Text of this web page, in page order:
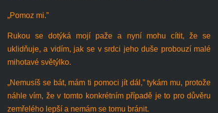
„Pomoz mi.”
Rukou se dotýká mojí paže a nyní mohu cítit, že se
uklidňuje, a vidím, jak se v srdci jeho duše probouzí malé
mihotavé světýlko.
„Nemusíš se bát, mám ti pomoci jít dál,” tykám mu, protože
náhle vím, že v tomto konkrétním případě je to pro důvěru
zemřelého lepší a nemám se tomu bránit.